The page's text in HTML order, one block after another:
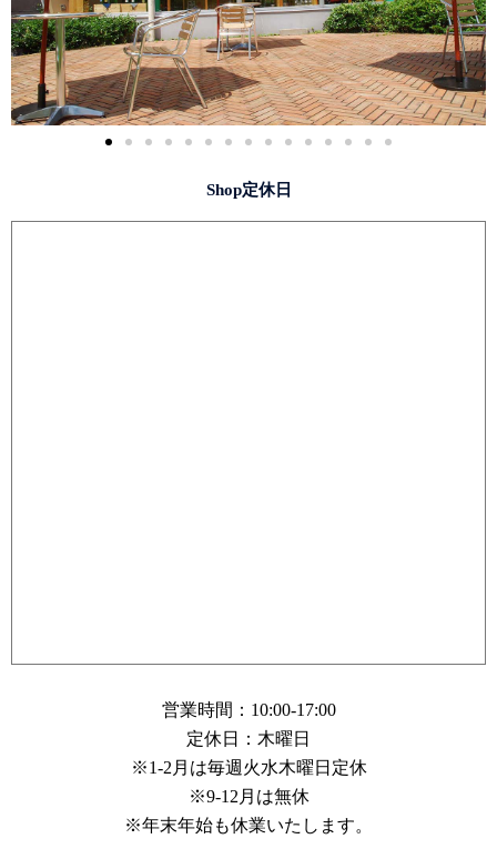
Shop定休日
営業時間：10:00-17:00
定休日：木曜日
※1-2月は毎週火水木曜日定休
※9-12月は無休
※年末年始も休業いたします。